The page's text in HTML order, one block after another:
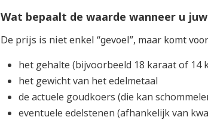
Wat bepaalt de waarde wanneer u
De prijs is niet enkel “gevoel”, maar komt
het gehalte (bijvoorbeeld 18 karaat of 14
het gewicht van het edelmetaal
de actuele goudkoers (die kan
eventuele edelstenen (afhankelijk van